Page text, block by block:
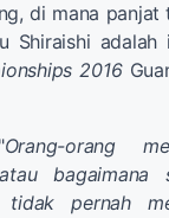
di mana
Shiraishi
2016
Orang-orang
bagaimana
tidak pernah